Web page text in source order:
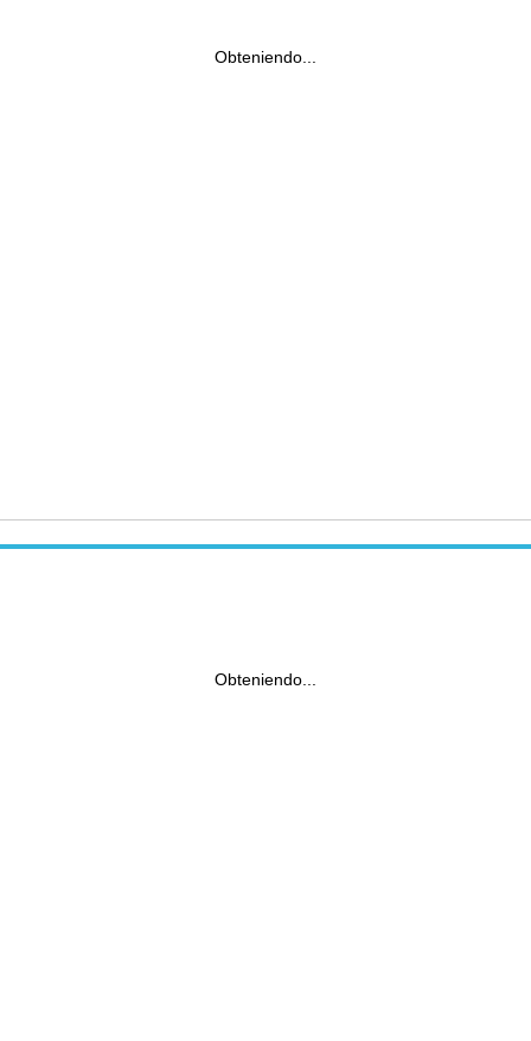
Obteniendo...
Obteniendo...